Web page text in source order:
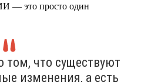
— это просто один
том, что существуют
изменения, а есть